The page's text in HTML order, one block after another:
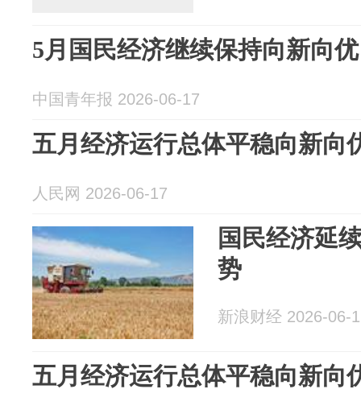
5月国民经济继续保持向新向优
中国青年报 2026-06-17
五月经济运行总体平稳向新向
人民网 2026-06-17
国民经济延
势
新浪财经 2026-06-
五月经济运行总体平稳向新向